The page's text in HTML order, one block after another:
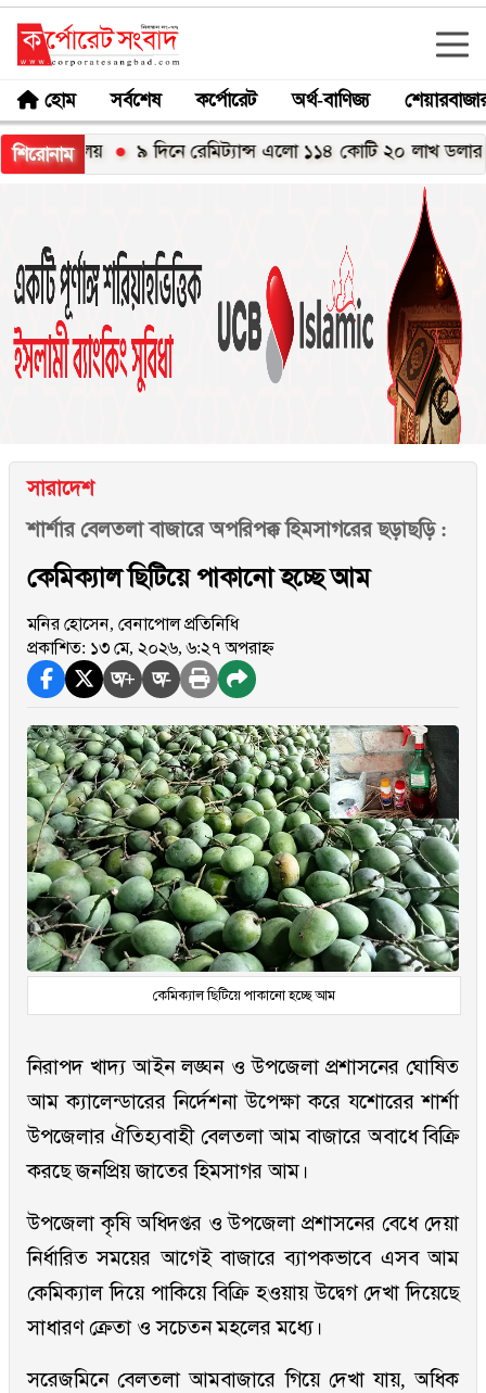
হোম সর্বশেষ কর্পোরেট অর্থ-বাণিজ্য
শিরোনাম৯ দিনে রেমিট্যান্স এলো ১১৪ কোটি ২০ লাখ ডলার
সারাদেশ
শার্শার বেলতলা বাজারে অপরিপক্ক হিমসাগরের ছড়াছড়ি :
কেমিক্যাল ছিটিয়ে পাকানো হচ্ছে আম
মনির হোসেন, বেনাপোল প্রতিনিধি
প্রকাশিত: ১৩ মে, ২০২৬, ৬:২৭ অপরাহ্ন
অ+ অ-
কেমিক্যাল ছিটিয়ে পাকানো হচ্ছে আম
নিরাপদ খাদ্য আইন লঙ্ঘন ও উপজেলা প্রশাসনের ঘোষিত
আম ক্যালেন্ডারের নির্দেশনা উপেক্ষা করে যশোরের শার্শা
উপজেলার ঐতিহ্যবাহী বেলতলা আম বাজারে অবাধে বিক্রি
করছে জনপ্রিয় জাতের হিমসাগর আম।
উপজেলা কৃষি অধিদপ্তর ও উপজেলা প্রশাসনের বেধে দেয়া
নির্ধারিত সময়ের আগেই বাজারে ব্যাপকভাবে এসব আম
কেমিক্যাল দিয়ে পাকিয়ে বিক্রি হওয়ায় উদ্বেগ দেখা দিয়েছে
সাধারণ ক্রেতা ও সচেতন মহলের মধ্যে।
সরেজমিনে বেলতলা আমবাজারে গিয়ে দেখা যায়, অধিক